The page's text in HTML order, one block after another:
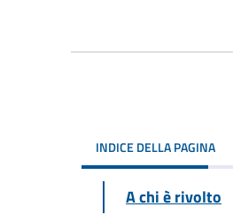
INDICE DELLA PAGINA
A chi è rivolto